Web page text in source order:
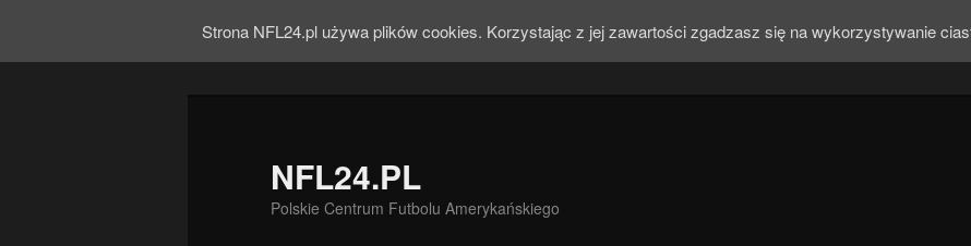
NFL24.PL
Polskie Centrum Futbolu Amerykańskiego
Strona NFL24.pl używa plików cookies. Korzystając z jej zawartości zgadzasz się na wykorzystywanie